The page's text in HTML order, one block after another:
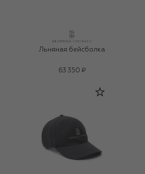
Льняная бейсболка
63 350 ₽